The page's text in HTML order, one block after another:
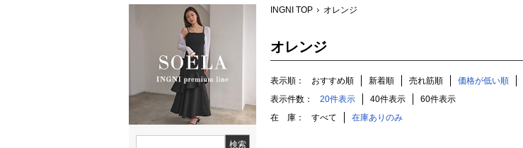
INGNI TOP オレンジ
オレンジ
表示順： おすすめ順 新着順 売れ筋順 価格が低い順
表示件数：
20件表示 40件表示
60件表示
在 庫：
すべて 在庫ありのみ